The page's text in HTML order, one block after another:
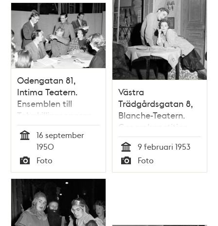
Odengatan 81,
Intima Teatern.
Ensemblen till
Tolvskillingsoperan
samlas. De första
två stående fr.v. är
teatercheferna
Jörgensen och
Marmstedt.
Sittande fr.v. Ingmar
Bergman,
Adolphson,
Dahlbeck
16 september
1950
Typ
Foto
Västra
Trädgårdsgatan 8,
Blanche-Teatern.
Generalrepetition
med skådespelarna
Harry Roeck-Hansen
och Tutta Rolf i
pjäsen
Tid
9 februari 1953
Typ
Foto